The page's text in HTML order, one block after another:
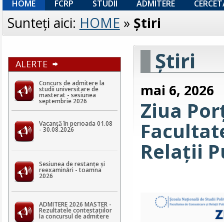
HOME FCRP STUDII ADMITERE
Sunteţi aici: HOME » Ştiri
ALERTE
Concurs de admitere la
studii universitare de
masterat - sesiunea
septembrie 2026
Vacanță în perioada 01.08
- 30.08.2026
Sesiunea de restanțe și
reexaminări - toamna
2026
ADMITERE 2026 MASTER -
Rezultatele contestaţiilor
la concursul de admitere
Ştiri
mai 6, 2026
Ziua
Relații